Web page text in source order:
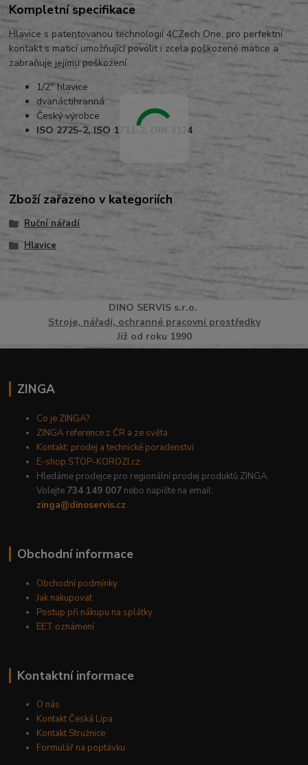
Kompletní specifikace
Hlavice s patentovanou technologií 4CZech One, pro perfektní
kontakt s maticí umožňující povolit i zcela poškozené matice a
zabraňuje jejímu poškození.
1/2" hlavice
dvanáctihranná
Český výrobce
ISO 2725-2, ISO 1711-2, DIN 3124
Zboží zařazeno v kategoriích
Ruční nářadí
Hlavice
DINO SERVISs.r.o.
Stroje, nářadí, ochranné pracovní prostředky
Již od roku 1990
ZINGA
Co je ZINGA?
ZINGA reference z ČR a ze světa
Kontakt: prodej a technické poradenství
E-shop STOP-KOROZI.cz
Hledáme prodejce pro regionální prodej produktů ZINGA.
Volejte 734 149 007 nebo napište na email:
zinga@dinoservis.cz
Obchodní informace
Obchodní podmínky
Jak nakupovat
Postup při nákupu na splátky
EET oznámení
Kontaktní informace
O nás
Kontakt Česká Lípa
Kontakt Stružnice
Formulář na poptávku